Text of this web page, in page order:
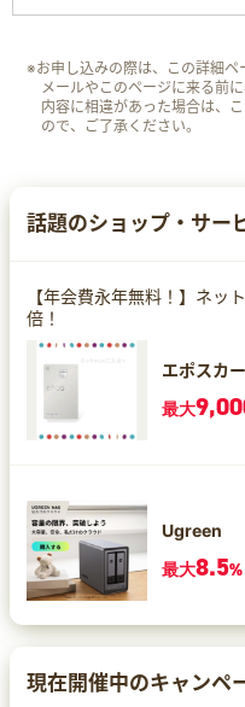
※お申し込みの際は、この詳細ペ
メールやこのページに来る前
内容に相違があった場合は、
ので、ご了承ください。
話題のショップ・サー
【年会費永年無料！】ネッ
倍！
エポスカ
最大
Ugreen
最大8.5%
現在開催中のキャンペ